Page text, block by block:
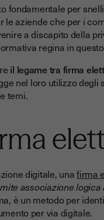
fondamentale per
aziende che per i
a discapito della
regina in
il legame tra firma
nel loro utilizzo
temi.
digitale, unafirma
associazione
è un metodo per
per via digitale.